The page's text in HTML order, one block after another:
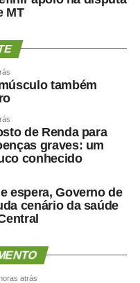
MT
também
de Renda para
graves: um
conhecido
espera, Governo de
cenário da saúde
atrás